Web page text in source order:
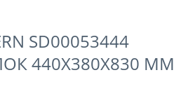
SD00053444
440Х380Х830 ММ